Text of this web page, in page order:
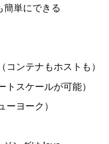
簡単にできる
ンテナもホストも）
スケールが可能）
ヨーク）